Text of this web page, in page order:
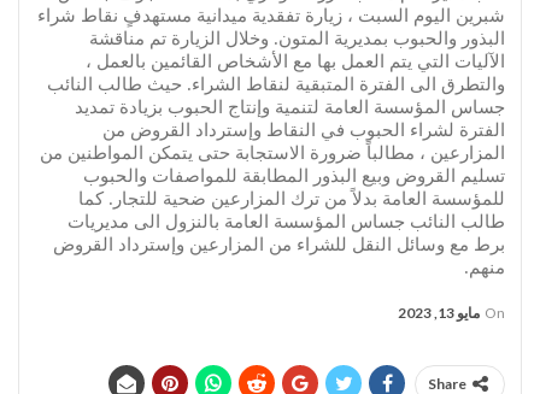
شبرين اليوم السبت ، زيارة تفقدية ميدانية مستهدفٍ نقاط شراء
البذور والحبوب بمديرية المتون. وخلال الزيارة تم مناقشة
الآليات التي يتم العمل بها مع الأشخاص القائمين بالعمل ،
والتطرق الى الفترة المتبقية لنقاط الشراء. حيث طالب النائب
جساس المؤسسة العامة لتنمية وإنتاج الحبوب بزيادة تمديد
الفترة لشراء الحبوب في النقاط وإسترداد القروض من
المزارعين ، مطالباً ضرورة الاستجابة حتى يتمكن المواطنين من
تسليم القروض وبيع البذور المطابقة للمواصفات والحبوب
للمؤسسة العامة بدلاً من ترك المزارعين ضحية للتجار. كما
طالب النائب جساس المؤسسة العامة بالنزول الى مديريات
برط مع وسائل النقل للشراء من المزارعين وإسترداد القروض
منهم.
On مايو 13, 2023
Share